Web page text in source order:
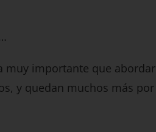
muy importante que
y quedan muchos más